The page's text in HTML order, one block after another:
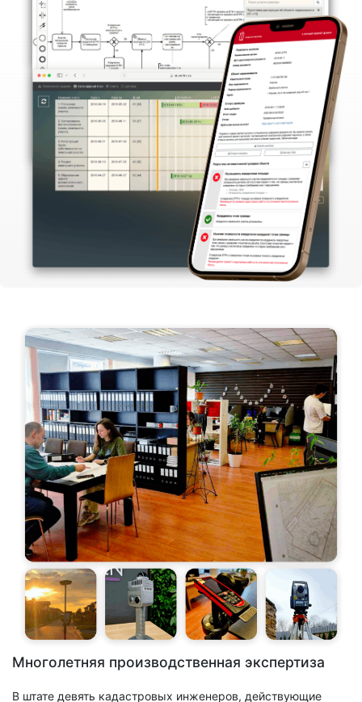
Многолетняя производственная экспертиза
В штате девять кадастровых инженеров, действующие